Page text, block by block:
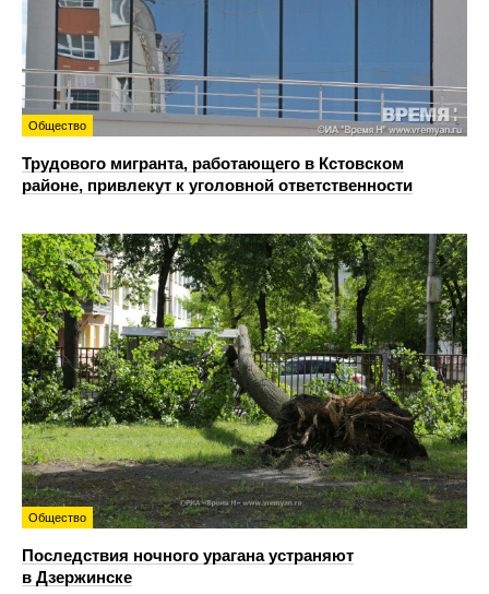
Общество
Трудового мигранта, работающего в Кстовском
районе, привлекут к уголовной ответственности
Общество
Последствия ночного урагана устраняют
в Дзержинске